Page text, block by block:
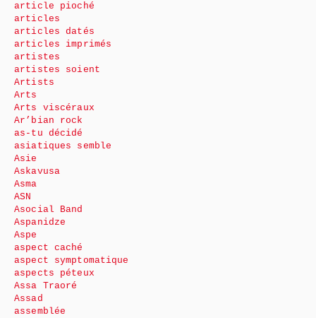
article pioché
articles
articles datés
articles imprimés
artistes
artistes soient
Artists
Arts
Arts viscéraux
Ar’bian rock
as-tu décidé
asiatiques semble
Asie
Askavusa
Asma
ASN
Asocial Band
Aspanidze
Aspe
aspect caché
aspect symptomatique
aspects péteux
Assa Traoré
Assad
assemblée